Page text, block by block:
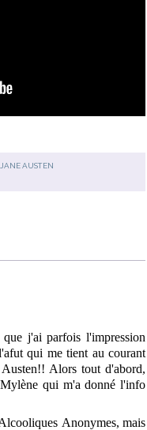
JANE AUSTEN
j'ai parfois l'impression
qui me tient au courant
Alors tout d'abord,
qui m'a donné l'info
Anonymes, mais